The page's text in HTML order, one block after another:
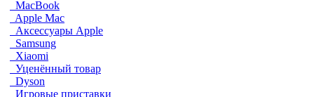
MacBook
Apple Mac
Аксессуары Apple
Samsung
Xiaomi
Уценённый товар
Dyson
Игровые приставки